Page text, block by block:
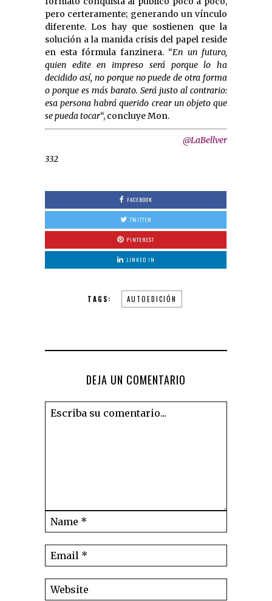
pero certeramente; generando un vínculo
diferente. Los hay que sostienen que la
solución a la manida crisis del papel reside
en esta fórmula fanzinera. “En un futuro,
quien edite en impreso será porque lo ha
decidido así, no porque no puede de otra forma
o porque es más barato. Será justo al contrario:
esa persona habrá querido crear un objeto que
se pueda tocar“, concluye Mon.
@LaBellver
332
FACEBOOK
TWITTER
PINTEREST
LINKED IN
TAGS: AUTOEDICIÓN
DEJA UN COMENTARIO